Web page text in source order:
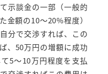
示談金の一部（一般的
金額の10～20%程度）
分で交渉すれば、この
、50万円の増額に成功
5～10万円程度を支払